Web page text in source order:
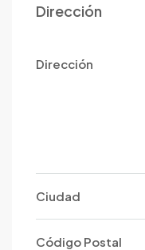
Dirección
Dirección
Ciudad
Código Postal